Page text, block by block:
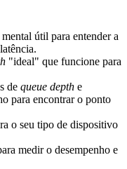
útil para entender a
"ideal" que funcione para
de queue depth e
para encontrar o ponto
o seu tipo de dispositivo
medir o desempenho e